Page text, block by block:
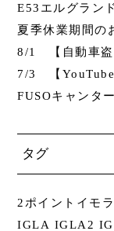
E53エルグラン
夏季休業期間の
8/1 【自動車盗
7/3 【YouTube
FUSOキャンタ
タグ
2ポイントイモ
IGLA IGLA2